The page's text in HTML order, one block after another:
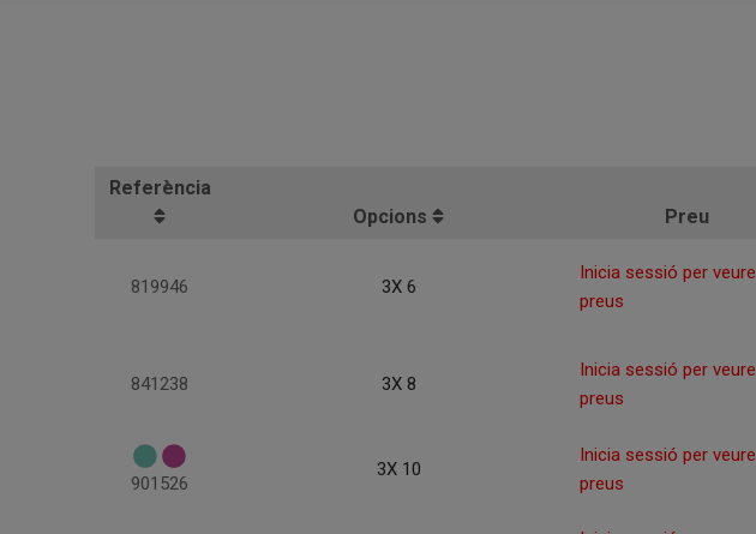
Referència
Opcions
Preu
819946 3X 6
Inicia sessió per veure
preus
841238 3X 8
Inicia sessió per veure
preus
901526
3X 10
Inicia sessió per veure
preus